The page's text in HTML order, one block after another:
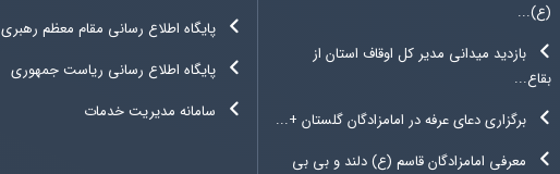
(ع)...
بازدید میدانی مدیر کل اوقاف استان از
بقاع...
برگزاری دعای عرفه در امامزادگان گلستان +...
معرفی امامزادگان قاسم (ع) دلند و بی بی
پایگاه اطلاع رسانی مقام معظم رهبری
پایگاه اطلاع رسانی ریاست جمهوری
سامانه مدیریت خدمات